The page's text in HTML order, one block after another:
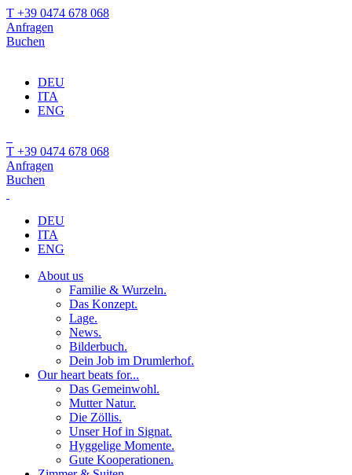
T +39 0474 678 068
Anfragen
Buchen
DEU
ITA
ENG
T +39 0474 678 068
Anfragen
Buchen
DEU
ITA
ENG
About us
Familie & Wurzeln.
Das Konzept.
Lage.
News.
Bilderbuch.
Dein Job im Drumlerhof.
Our heart beats for...
Das Gemeinwohl.
Mutter Natur.
Die Zöllis.
Unser Hof in Signat.
Hyggelige Momente.
Gute Kooperationen.